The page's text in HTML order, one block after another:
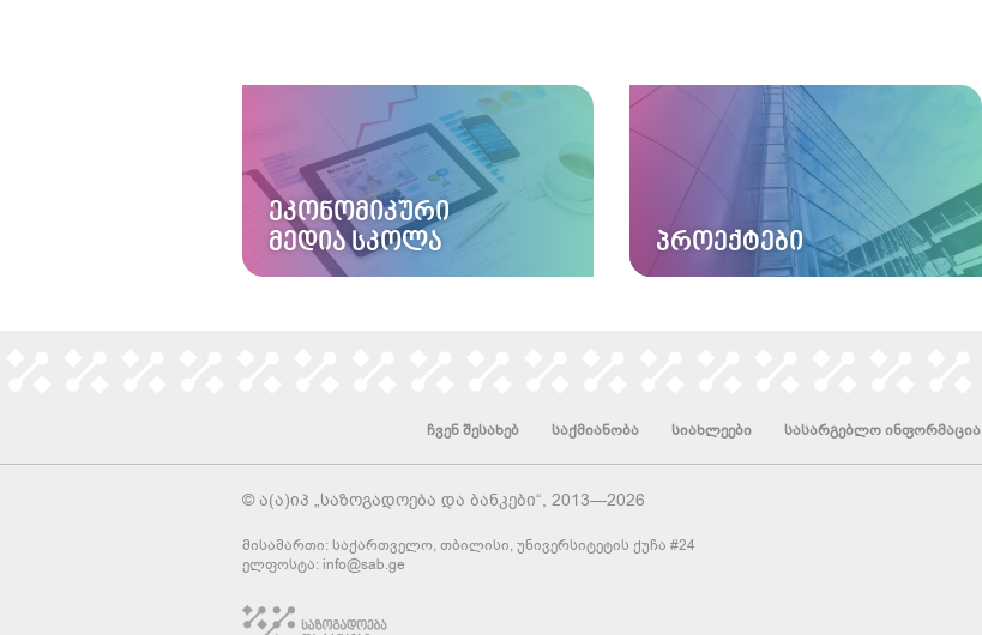
ᲔᲙᲝᲜᲝᲛᲘᲙᲣᲠᲘ
ᲛᲔᲓᲘᲐ ᲡᲙᲝᲚᲐ
ᲞᲠᲝᲔᲥᲢᲔᲑᲘ
ჩვენ შესახებ საქმიანობა სიახლეები სასარგებლო ინფორმაცია
© ა(ა)იპ „საზოგადოება და ბანკები“, 2013—2026
მისამართი: საქართველო, თბილისი, უნივერსიტეტის ქუჩა #24
ელფოსტა: info@sab.ge